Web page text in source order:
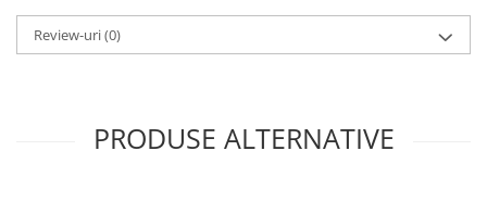
Review-uri(0)
PRODUSE ALTERNATIVE